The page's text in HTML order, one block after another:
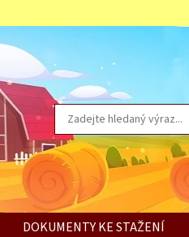
DOKUMENTY KE STAŽENÍ